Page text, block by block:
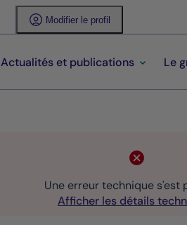
Modifier le profil
Actualités et publications Le
Une erreur technique s'est
Afficher les détails